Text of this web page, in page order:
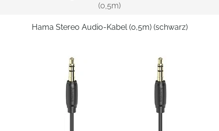
(0,5m)
Hama Stereo Audio-Kabel (0,5m) (schwarz)